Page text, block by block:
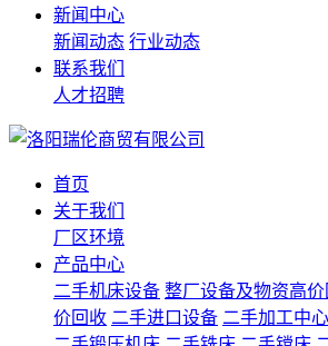
新闻中心
新闻动态 行业动态
联系我们
人才招聘
首页
关于我们
厂区环境
产品中心
二手机床设备 整厂设备及物资高
价回收 二手进口设备 二手加工中心